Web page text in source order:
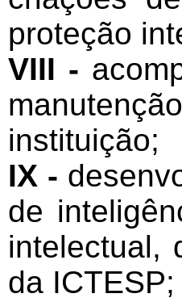
proteção
VIII -
instituição;
IX -
de
intelectual,
da ICTESP;